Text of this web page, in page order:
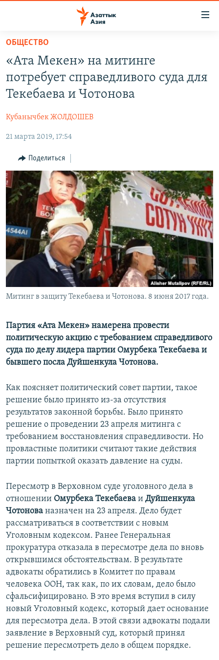
Вернуться
основному
содержанию
Вернутся
главной
навигации
Вернутся
поиску
КАЗАХСТАН
КЫРГЫЗСТАН
НОВОСТИ
ВОЙНА В УКРАИНЕ
КЫРГЫЗЧА
ЎЗБЕКЧА
ТОҶИКӢ
TÜRKMENÇE
Все сайты РСЕ/РС
ОБЩЕСТВО
«Ата Мекен» на митинге
потребует справедливого суда для
Текебаева и Чотонова
Кубанычбек ЖОЛДОШЕВ
21 марта 2019, 17:54
Поделиться
Митинг в защиту Текебаева и Чотонова. 8 июня 2017 года.
Партия «Ата Мекен» намерена провести
политическую акцию с требованием справедливого
суда по делу лидера партии Омурбека Текебаева и
бывшего посла Дуйшенкула Чотонова.
Как поясняет политический совет партии, такое
решение было принято из-за отсутствия
результатов законной борьбы. Было принято
решение о проведении 23 апреля митинга с
требованием восстановления справедливости. Но
провластные политики считают такие действия
партии попыткой оказать давление на суды.
Пересмотр в Верховном суде уголовного дела в
отношении Омурбека Текебаева и Дуйшенкула
Чотонова назначен на 23 апреля. Дело будет
рассматриваться в соответствии с новым
Уголовным кодексом. Ранее Генеральная
прокуратура отказала в пересмотре дела по вновь
открывшимся обстоятельствам. В результате
адвокаты обратились в Комитет по правам
человека ООН, так как, по их словам, дело было
сфальсифицировано. В это время вступил в силу
новый Уголовный кодекс, который дает основание
для пересмотра дела. В этой связи адвокаты подали
заявление в Верховный суд, который принял
решение пересмотреть дело в общем порядке.